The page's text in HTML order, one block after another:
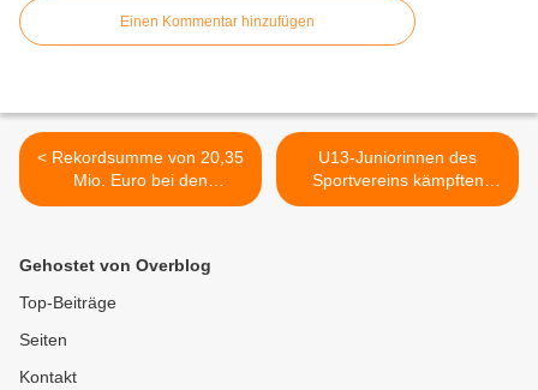
Einen Kommentar hinzufügen
< Rekordsumme von 20,35
Mio. Euro bei den
Investitionen -
verabschiedet
U13-Juniorinnen des
Sportvereins kämpften
großartig beim Holzinger-
Gehostet von Overblog
Top-Beiträge
Seiten
Kontakt